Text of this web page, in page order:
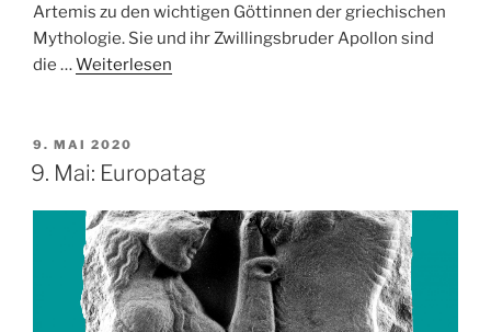
Artemis zu den wichtigen Göttinnen der griechischen
Mythologie. Sie und ihr Zwillingsbruder Apollon sind
die …Weiterlesen
VERÖFFENTLICHT
AM
9. MAI 2020
9. Mai: Europatag